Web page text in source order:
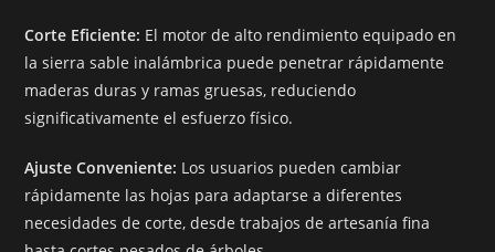
Corte Eficiente: El motor de alto rendimiento equipado en
la sierra sable inalámbrica puede penetrar rápidamente
maderas duras y ramas gruesas, reduciendo
significativamente el esfuerzo físico.
Ajuste Conveniente: Los usuarios pueden cambiar
rápidamente las hojas para adaptarse a diferentes
necesidades de corte, desde trabajos de artesanía fina